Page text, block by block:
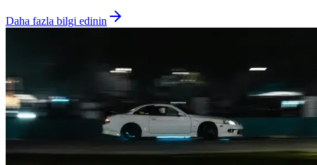
Daha fazla bilgi edinin